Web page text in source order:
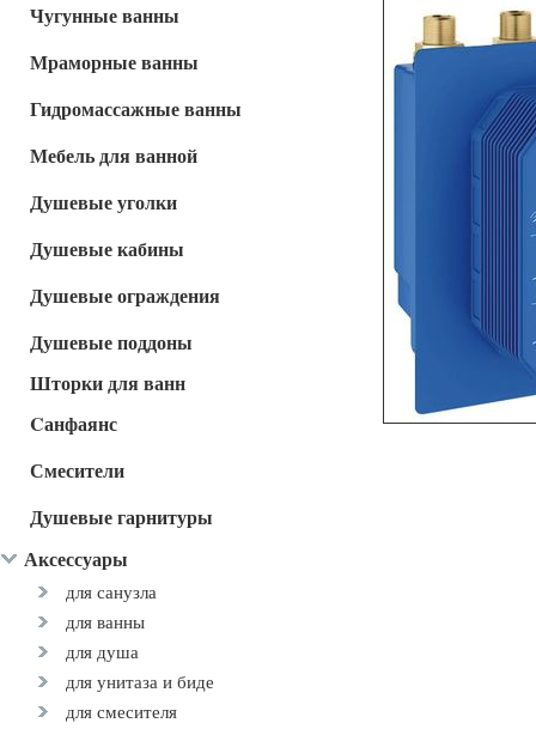
Чугунные ванны
Мраморные ванны
Гидромассажные ванны
Мебель для ванной
Душевые уголки
Душевые кабины
Душевые ограждения
Душевые поддоны
Шторки для ванн
Cанфаянс
Смесители
Душевые гарнитуры
Аксессуары
для санузла
для ванны
для душа
для унитаза и биде
для смесителя